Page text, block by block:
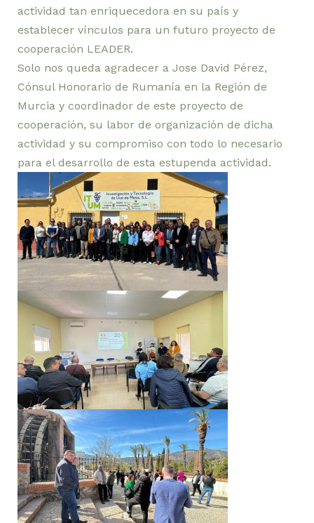
actividad tan enriquecedora en su país y
establecer vínculos para un futuro proyecto de
cooperación LEADER.
Solo nos queda agradecer a Jose David Pérez,
Cónsul Honorario de Rumanía en la Región de
Murcia y coordinador de este proyecto de
cooperación, su labor de organización de dicha
actividad y su compromiso con todo lo necesario
para el desarrollo de esta estupenda actividad.